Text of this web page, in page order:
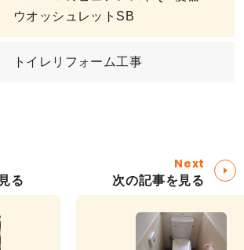
ウオッシュレットSB
トイレリフォーム工事
る
Next
次の記事を見る